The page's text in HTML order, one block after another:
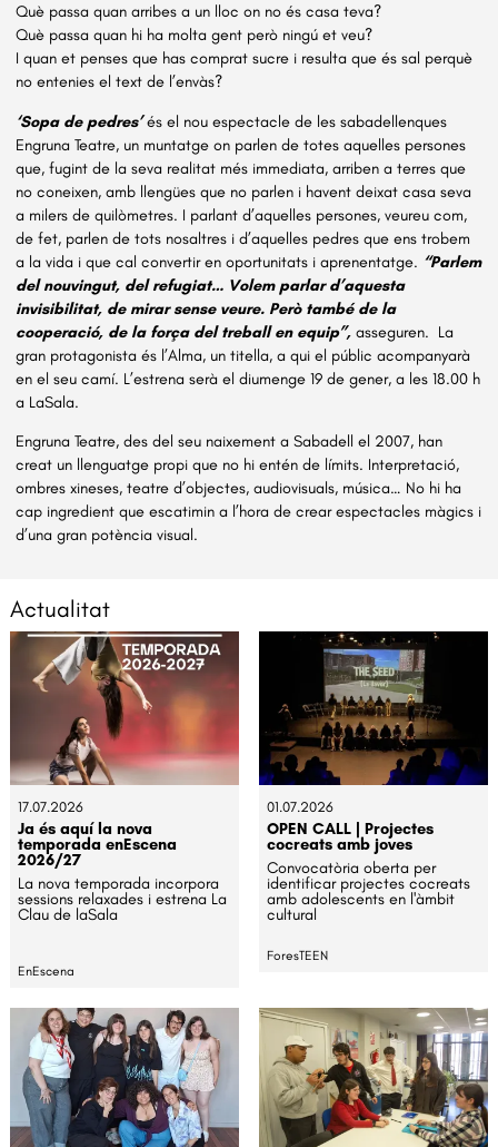
Què passa quan arribes a un lloc on no és casa teva?
Què passa quan hi ha molta gent però ningú et veu?
I quan et penses que has comprat sucre i resulta que és sal perquè
no entenies el text de l’envàs?
‘Sopa de pedres’és el nou espectacle de les sabadellenques
Engruna Teatre, un muntatge on parlen de totes aquelles persones
que, fugint de la seva realitat més immediata, arriben a terres que
no coneixen, amb llengües que no parlen i havent deixat casa seva
a milers de quilòmetres. I parlant d’aquelles persones, veureu com,
de fet, parlen de tots nosaltres i d’aquelles pedres que ens trobem
a la vida i que cal convertir en oportunitats i aprenentatge. “Parlem
del nouvingut, del refugiat… Volem parlar d’aquesta
invisibilitat, de mirar sense veure. Però també de la
cooperació, de la força del treball en equip”,asseguren. La
gran protagonista és l’Alma, un titella, a qui el públic acompanyarà
en el seu camí. L’estrena serà el diumenge 19 de gener, a les 18.00 h
a LaSala.
Engruna Teatre, des del seu naixement a Sabadell el 2007, han
creat un llenguatge propi que no hi entén de límits. Interpretació,
ombres xineses, teatre d’objectes, audiovisuals, música… No hi ha
cap ingredient que escatimin a l’hora de crear espectacles màgics i
d’una gran potència visual.
Actualitat
17.07.2026
Ja és aquí la nova
temporada enEscena
2026/27
La nova temporada incorpora
sessions relaxades i estrena La
Clau de laSala
EnEscena
01.07.2026
OPEN CALL | Projectes
cocreats amb joves
Convocatòria oberta per
identificar projectes cocreats
amb adolescents en l'àmbit
cultural
ForesTEEN